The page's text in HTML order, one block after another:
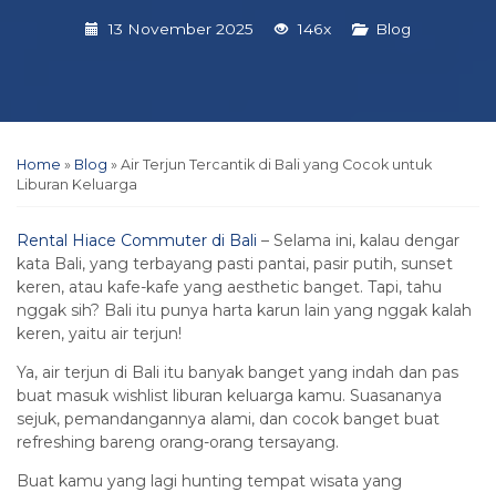
13 November 2025 146x Blog
Home » Blog » Air Terjun Tercantik di Bali yang Cocok untuk
Liburan Keluarga
Rental Hiace Commuter di Bali – Selama ini, kalau dengar
kata Bali, yang terbayang pasti pantai, pasir putih, sunset
keren, atau kafe-kafe yang aesthetic banget. Tapi, tahu
nggak sih? Bali itu punya harta karun lain yang nggak kalah
keren, yaitu air terjun!
Ya, air terjun di Bali itu banyak banget yang indah dan pas
buat masuk wishlist liburan keluarga kamu. Suasananya
sejuk, pemandangannya alami, dan cocok banget buat
refreshing bareng orang-orang tersayang.
Buat kamu yang lagi hunting tempat wisata yang